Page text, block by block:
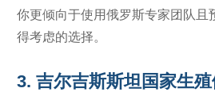
你更倾向于使用俄罗斯专家团队且
得考虑的选择。
3. 吉尔吉斯斯坦国家生